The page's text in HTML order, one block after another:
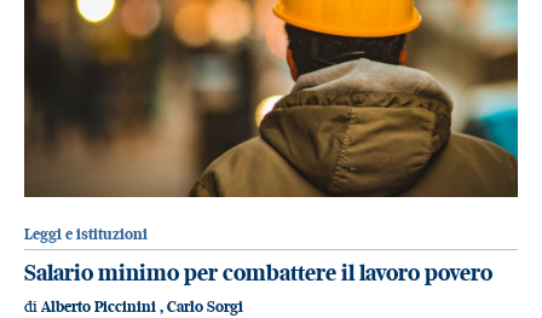
Leggi e istituzioni
Salario minimo per combattere il lavoro povero
di Alberto Piccinini , Carlo Sorgi